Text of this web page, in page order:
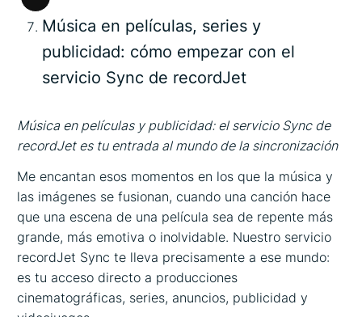
Larga
descripción
Música en películas, series y
publicidad: cómo empezar con el
servicio Sync de recordJet
Música en películas y publicidad: el servicio Sync de
recordJet es tu entrada al mundo de la sincronización
Me encantan esos momentos en los que la música y
las imágenes se fusionan, cuando una canción hace
que una escena de una película sea de repente más
grande, más emotiva o inolvidable. Nuestro servicio
recordJet Sync te lleva precisamente a ese mundo:
es tu acceso directo a producciones
cinematográficas, series, anuncios, publicidad y